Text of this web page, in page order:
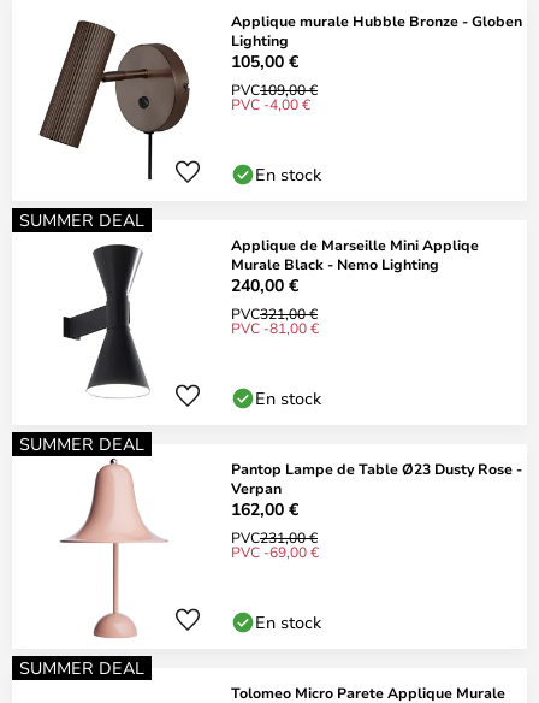
Applique murale Hubble Bronze - Globen
Lighting
105,00 €
PVC109,00 €
PVC -4,00 €
En stock
SUMMER DEAL
Applique de Marseille Mini Appliqe
Murale Black - Nemo Lighting
240,00 €
PVC321,00 €
PVC -81,00 €
En stock
SUMMER DEAL
Pantop Lampe de Table Ø23 Dusty Rose -
Verpan
162,00 €
PVC231,00 €
PVC -69,00 €
En stock
SUMMER DEAL
Tolomeo Micro Parete Applique Murale